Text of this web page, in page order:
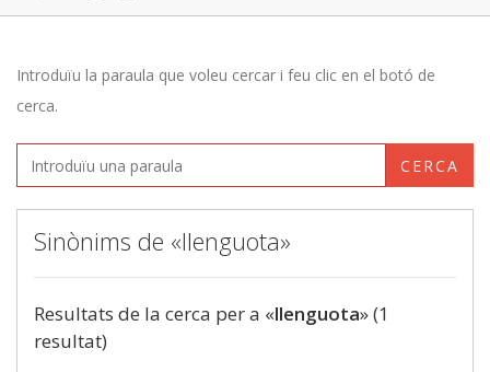
Introduïu la paraula que voleu cercar i feu clic en el botó de
cerca.
CERCA
Sinònims de «llenguota»
Resultats de la cerca per a «llenguota» (1
resultat)